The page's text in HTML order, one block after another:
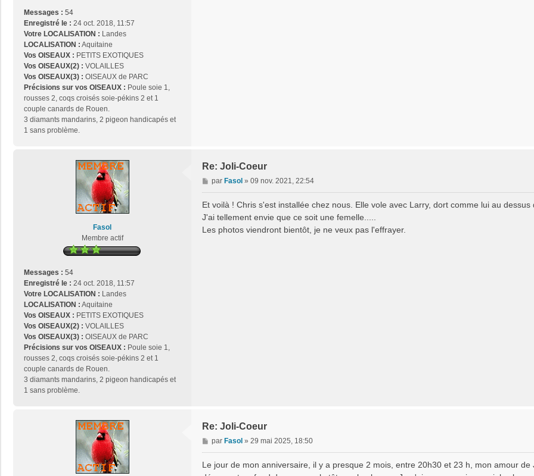
Messages : 54
Enregistré le : 24 oct. 2018, 11:57
Votre LOCALISATION : Landes
LOCALISATION : Aquitaine
Vos OISEAUX : PETITS EXOTIQUES
Vos OISEAUX(2) : VOLAILLES
Vos OISEAUX(3) : OISEAUX de PARC
Précisions sur vos OISEAUX : Poule soie 1,
rousses 2, coqs croisés soie-pékins 2 et 1
couple canards de Rouen.
3 diamants mandarins, 2 pigeon handicapés et
1 sans problème.
Fasol
Membre actif
Messages : 54
Enregistré le : 24 oct. 2018, 11:57
Votre LOCALISATION : Landes
LOCALISATION : Aquitaine
Vos OISEAUX : PETITS EXOTIQUES
Vos OISEAUX(2) : VOLAILLES
Vos OISEAUX(3) : OISEAUX de PARC
Précisions sur vos OISEAUX : Poule soie 1,
rousses 2, coqs croisés soie-pékins 2 et 1
couple canards de Rouen.
3 diamants mandarins, 2 pigeon handicapés et
1 sans problème.
Re: Joli-Coeur
M
e
s
a
g
par Fasol» 09 nov. 2021, 22:54
Et voilà ! Chris s'est installée chez nous. Elle vole avec Larry, dort comme lui au
J'ai tellement envie que ce soit une femelle.....
Les photos viendront bientôt, je ne veux pas l'effrayer.
Re: Joli-Coeur
M
e
par Fasol» 29 mai 2025, 18:50
Le jour de mon anniversaire, il y a presque 2 mois, entre 20h30 et 23 h, mon amour